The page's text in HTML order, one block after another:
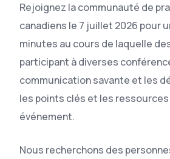
Rejoignez la communauté de
canadiens le 7 juillet 2026 pour
minutes au cours de laquelle
participant à diverses
communication savante et les
les points clés et les
événement.
Nous recherchons des